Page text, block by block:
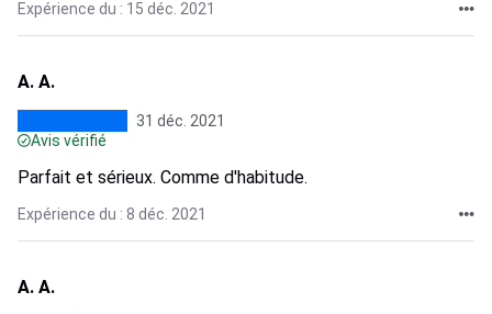
Expérience du : 15 déc. 2021
A. A.
31 déc. 2021
Avis vérifié
Parfait et sérieux. Comme d'habitude.
Expérience du : 8 déc. 2021
A. A.